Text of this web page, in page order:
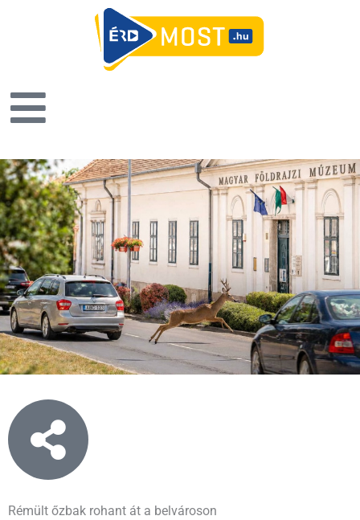
Rémült őzbak rohant át a belvároson